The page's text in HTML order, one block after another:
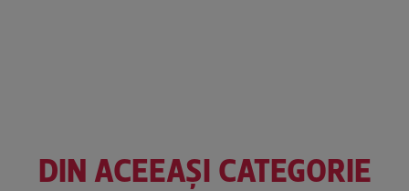
DIN ACEEAȘI CATEGORIE